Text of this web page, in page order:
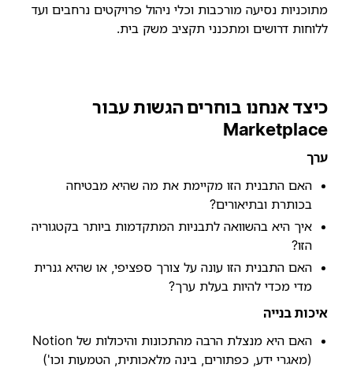
מתוכניות נסיעה מורכבות וכלי ניהול פרויקטים נרחבים ועד
ללוחות דרושים ומתכנני תקציב משק בית.
כיצד אנחנו בוחרים הגשות עבור
Marketplace
ערך
האם התבנית הזו מקיימת את מה שהיא מבטיחה
בכותרת ובתיאורים?
איך היא בהשוואה לתבניות המתקדמות ביותר בקטגוריה
הזו?
האם התבנית הזו עונה על צורך ספציפי, או שהיא גנרית
מדי מכדי להיות בעלת ערך?
איכות בנייה
האם היא מנצלת הרבה מהתכונות והיכולות של Notion
(מאגרי ידע, כפתורים, בינה מלאכותית, הטמעות וכו')